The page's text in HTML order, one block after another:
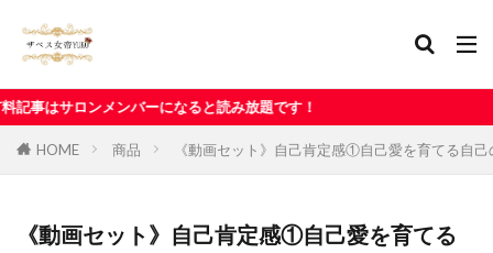
ると読み放題です！
HOME 商品 《動画セット》自己肯定感①自己愛を育てる自
《動画セット》自己肯定感①自己愛を育てる